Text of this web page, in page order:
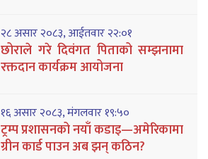
२८ असार २०८३, आईतवार २२:०१
छोराले गरे दिवंगत पिताको सम्झनामा
रक्तदान कार्यक्रम आयोजना
१६ असार २०८३, मंगलवार १९:५०
ट्रम्प प्रशासनको नयाँ कडाइ—अमेरिकामा
ग्रीन कार्ड पाउन अब झन् कठिन?